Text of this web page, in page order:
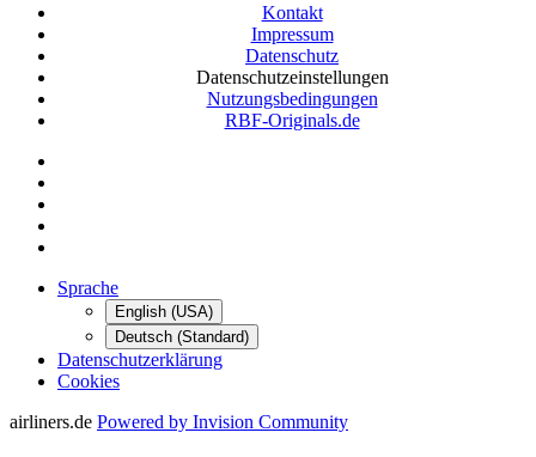
Kontakt
Impressum
Datenschutz
Datenschutzeinstellungen
Nutzungsbedingungen
RBF-Originals.de
Sprache
English (USA)
Deutsch (Standard)
Datenschutzerklärung
Cookies
airliners.de Powered by Invision Community